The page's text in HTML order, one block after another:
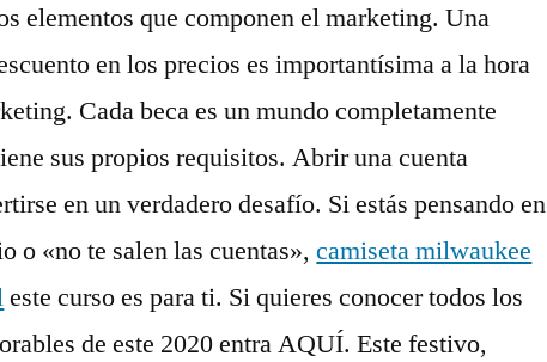
elementos que componen el marketing. Una
en los precios es importantísima a la hora
Cada beca es un mundo completamente
sus propios requisitos. Abrir una cuenta
en un verdadero desafío. Si estás pensando en
o «no te salen las cuentas»,camiseta milwaukee
este curso es para ti. Si quieres conocer todos los
de este 2020 entra AQUÍ. Este festivo,